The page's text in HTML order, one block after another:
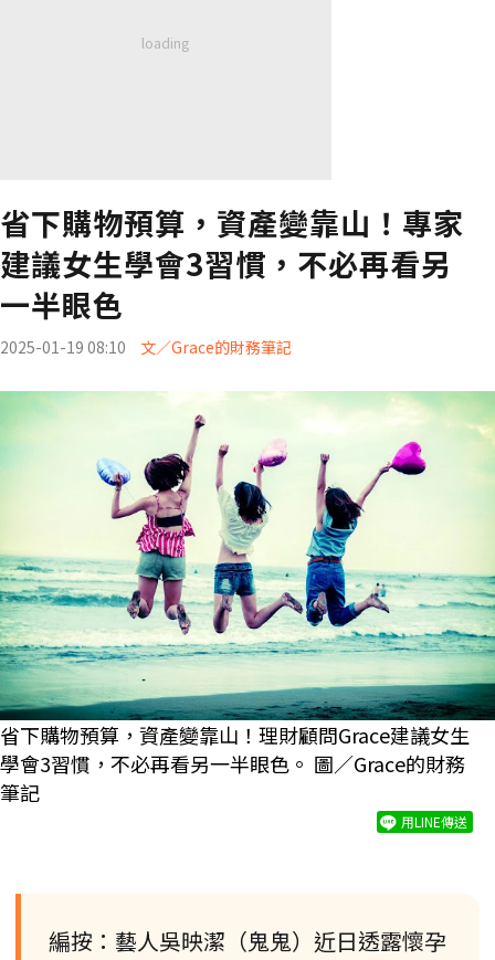
省下購物預算，資產變靠山！專家
建議女生學會3習慣，不必再看另
一半眼色
2025-01-19 08:10 文／Grace的財務筆記
省下購物預算，資產變靠山！理財顧問Grace建議女生
學會3習慣，不必再看另一半眼色。 圖／Grace的財務
筆記
用LINE傳送
編按：藝人吳映潔（鬼鬼）近日透露懷孕